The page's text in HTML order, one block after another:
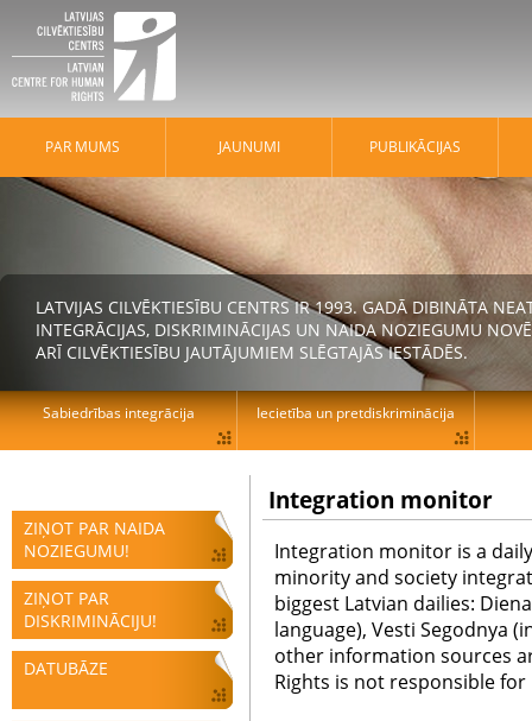
ZIŅOT PAR NAIDA
NOZIEGUMU!
ZIŅOT PAR
DISKRIMINĀCIJU!
DATUBĀZE
Integration monitor
Integration monitor is a
minority and society
biggest Latvian dailies:
language), Vesti Segodnya
other information sources
Rights is not responsible
PAR MUMS JAUNUMI PUBLIKĀCIJAS
LATVIJAS CILVĒKTIESĪBU CENTRS IR 1993. GADĀ DIBINĀTA
INTEGRĀCIJAS, DISKRIMINĀCIJAS UN NAIDA NOZIEGUMU
ARĪ CILVĒKTIESĪBU JAUTĀJUMIEM SLĒGTAJĀS IESTĀDĒS.
Sabiedrības integrācija Iecietība un pretdiskriminācija